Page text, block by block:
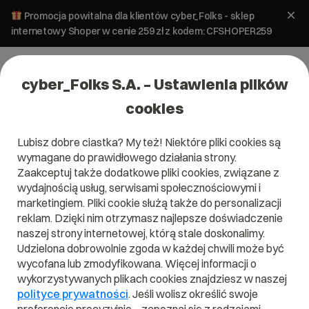
Promocja powitalna dla klientów cyber_Folks - sklep
internetowy Shoper w cenie 259 zł z kodem: CFSHOPER259
Serwery
vroot_JUMP!
Skonfiguruj wybrany pakiet i sprawdź, co
najchętniej wybierali do niego inni
użytkownicy.
System i aplikacje:
cyber_Folks S.A. – Ustawienia plików
cookies
Lubisz dobre ciastka? My też! Niektóre pliki cookies są
wymagane do prawidłowego działania strony.
Zaakceptuj także dodatkowe pliki cookies, związane z
wydajnością usług, serwisami społecznościowymi i
marketingiem. Pliki cookie służą także do personalizacji
reklam. Dzięki nim otrzymasz najlepsze doświadczenie
naszej strony internetowej, którą stale doskonalimy.
Udzielona dobrowolnie zgoda w każdej chwili może być
wycofana lub zmodyfikowana. Więcej informacji o
wykorzystywanych plikach cookies znajdziesz w naszej
polityce prywatności. Jeśli wolisz określić swoje